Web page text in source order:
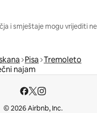
i smještaje mogu vrijediti
Pisa Tremoleto
najam
© 2026 Airbnb, Inc.